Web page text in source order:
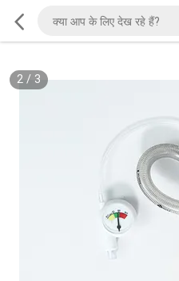
2/ 3